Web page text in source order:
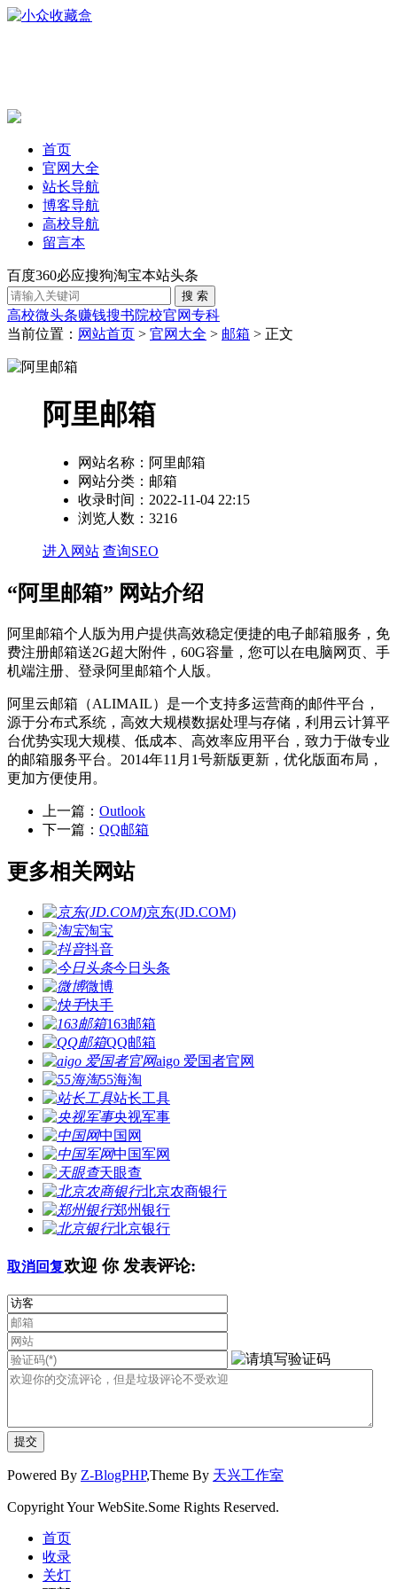
首页
官网大全
站长导航
博客导航
高校导航
留言本
百度360必应搜狗淘宝本站头条
高校微头条赚钱搜书院校官网专科
当前位置： 网站首页 > 官网大全 > 邮箱 > 正文
阿里邮箱
网站名称： 阿里邮箱
网站分类： 邮箱
收录时间： 2022-11-04 22:15
浏览人数： 3216
进入网站 查询SEO
“阿里邮箱” 网站介绍
阿里邮箱个人版为用户提供高效稳定便捷的电子邮箱服务，免
费注册邮箱送2G超大附件，60G容量，您可以在电脑网页、手
机端注册、登录阿里邮箱个人版。
阿里云邮箱（ALIMAIL）是一个支持多运营商的邮件平台，
源于分布式系统，高效大规模数据处理与存储，利用云计算平
台优势实现大规模、低成本、高效率应用平台，致力于做专业
的邮箱服务平台。2014年11月1号新版更新，优化版面布局，
更加方便使用。
上一篇： Outlook
下一篇： QQ邮箱
更多相关网站
京东(JD.COM)
淘宝
抖音
今日头条
微博
快手
163邮箱
QQ邮箱
aigo 爱国者官网
55海淘
站长工具
央视军事
中国网
中国军网
天眼查
北京农商银行
郑州银行
北京银行
取消回复欢迎 你发表评论:
Powered By Z-BlogPHP,Theme By 天兴工作室
Copyright Your WebSite.Some Rights Reserved.
首页
收录
关灯